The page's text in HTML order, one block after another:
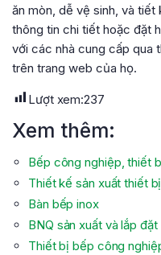
ăn mòn, dễ vệ sinh, và
thông tin chi tiết hoặc đặt
với các nhà cung cấp qua
trên trang web của họ.
Lượt xem:237
Xem thêm:
Bếp công nghiệp, thiết
Thiết kế sản xuất thiết
Bàn bếp inox
BNQ sản xuất và lắp
Thiết bị bếp công